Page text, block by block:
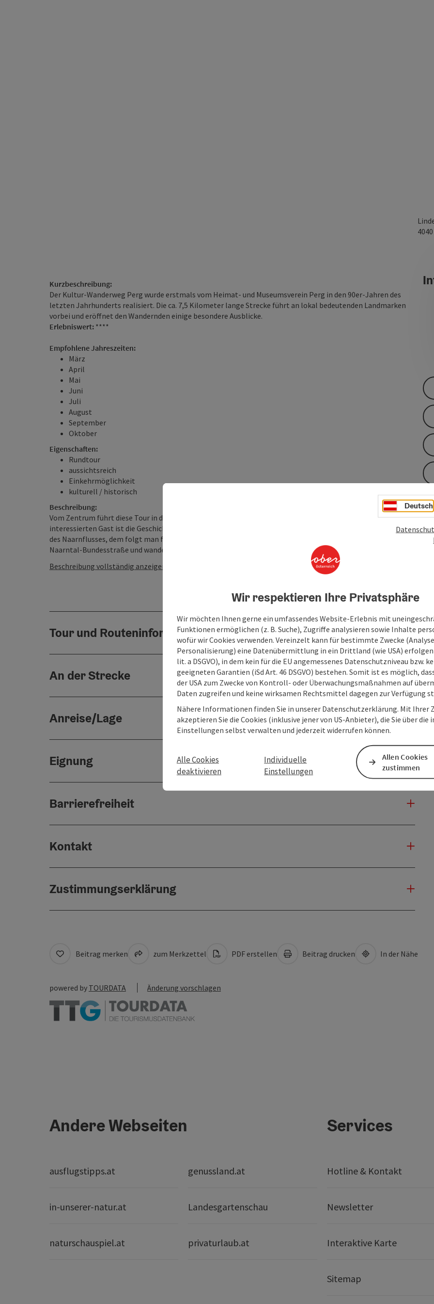
4040
Kurzbeschreibung:
Der Kultur-Wanderweg Perg wurde erstmals vom Heimat- und Museumsverein Perg in den 90er-Jahren des
letzten Jahrhunderts realisiert. Die ca. 7,5 Kilometer lange Strecke führt an lokal bedeutenden Landmarken
vorbei und eröffnet den Wandernden einige besondere Ausblicke.
Erlebniswert: ****
Empfohlene Jahreszeiten:
März
April
Mai
Juni
Juli
August
September
Oktober
Eigenschaften:
Rundtour
aussichtsreich
Einkehrmöglichkeit
kulturell / historisch
Beschreibung:
Vom Zentrum führt diese Tour in den Stephaniehain und dort am Erdstall vorbei. Für den einzelnen
interessierten Gast ist die Geschichte des Erdstalls auf einer Schautafel beschrieben. Der Weg mündet am Ufer
des Naarnflusses, dem folgt man flussaufwärts bis zu einem Steinbruch. Wenige Schritte weiter quert man die
Naarntal-Bundesstraße und wandert in den Wald. Hier führt der Weg ...
Beschreibung vollständig anzeigen
Tour und Routeninformationen
An der Strecke
Anreise/Lage
Eignung
Barrierefreiheit
Kontakt
Zustimmungserklärung
Beitrag merken zum Merkzettel PDF erstellen Beitrag drucken In der Nähe
powered by TOURDATA Änderung vorschlagen
Andere Webseiten
ausflugstipps.at genussland.at
in-unserer-natur.at Landesgartenschau
naturschauspiel.at privaturlaub.at
Services
Hotline & Kontakt
Newsletter
Interaktive Karte
Sitemap
Deutsch
Wir respektieren Ihre Privatsphäre
Wir möchten Ihnen gerne ein umfassendes Website-Erlebnis mit
Funktionen ermöglichen (z. B. Suche), Zugriffe analysieren sowie Inhalte
wofür wir Cookies verwenden. Vereinzelt kann für bestimmte Zwecke
Personalisierung) eine Datenübermittlung in ein Drittland (wie USA) erfolgen
lit. a DSGVO), in dem kein für die EU angemessenes Datenschutzniveau bzw.
geeigneten Garantien (iSd Art. 46 DSGVO) bestehen. Somit ist es möglich,
der USA zum Zwecke von Kontroll- oder Überwachungsmaßnahmen auf
Daten zugreifen und keine wirksamen Rechtsmittel dagegen zur Verfügung
Nähere Informationen finden Sie in unserer Datenschutzerklärung. Mit Ihrer
akzeptieren Sie die Cookies (inklusive jener von US-Anbieter), die Sie über die
Einstellungen selbst verwalten und jederzeit widerrufen können.
Alle Cookies
deaktivieren
Individuelle
Einstellungen
Allen Cookies
zustimmen